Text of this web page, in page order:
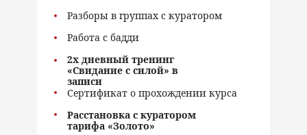
Разборы в группах с куратором
Расстановка с куратором
тарифа «Золото»
Работа с бадди
Сертификат о прохождении курса
2х дневный тренинг
«Свидание с силой» в
записи